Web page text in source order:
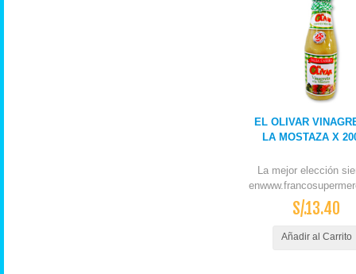
EL OLIVAR
LA MOSTAZA X
La mejor elección
S/.13.40
Añadir al Carrito